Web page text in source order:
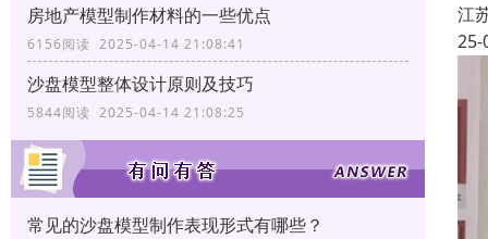
房地产模型制作材料的一些优点
6156阅读 2025-04-14 21:08:41
沙盘模型整体设计原则及技巧
5844阅读 2025-04-14 21:08:25
常见的沙盘模型制作表现形式有哪些？
江
25-